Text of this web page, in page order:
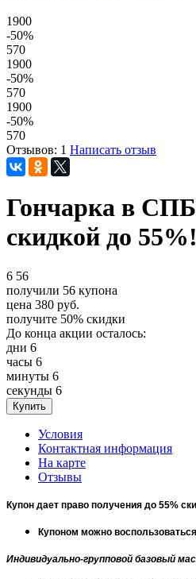
1900
-50%
570
1900
-50%
570
1900
-50%
570
Отзывов: 1 Написать отзыв
Гончарка в
скидкой до
6 56
получили 56 купона
цена 380 руб.
получите 50% скидки
До конца акции осталось:
дни 6
часы 6
минуты 6
секунды 6
Условия
Контактная информация
На карте
Отзывы
Купон дает право получения до 55%
Купоном можно
Индивидуально-групповой базовый